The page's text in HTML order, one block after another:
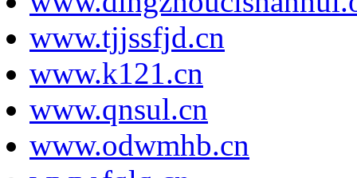
www.tjjssfjd.cn
www.k121.cn
www.qnsul.cn
www.odwmhb.cn